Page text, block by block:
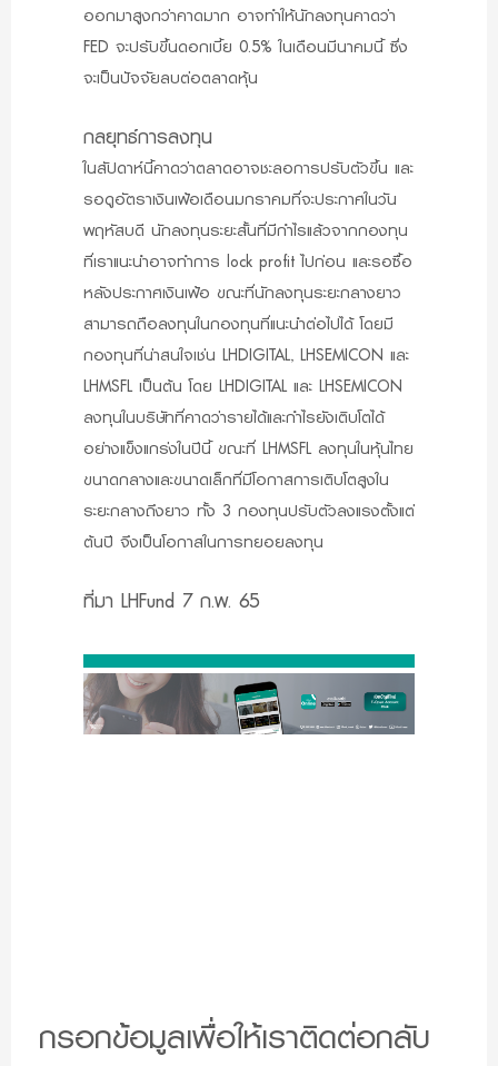
ออกมาสูงกว่าคาดมาก อาจทำให้นักลงทุนคาดว่า
FED จะปรับขึ้นดอกเบี้ย 0.5% ในเดือนมีนาคมนี้ ซึ่ง
จะเป็นปัจจัยลบต่อตลาดหุ้น
กลยุทธ์การลงทุน
ในสัปดาห์นี้คาดว่าตลาดอาจชะลอการปรับตัวขึ้น และ
รอดูอัตราเงินเฟ้อเดือนมกราคมที่จะประกาศในวัน
พฤหัสบดี นักลงทุนระยะสั้นที่มีกำไรแล้วจากกองทุน
ที่เราแนะนำอาจทำการ lock profit ไปก่อน และรอซื้อ
หลังประกาศเงินเฟ้อ ขณะที่นักลงทุนระยะกลางยาว
สามารถถือลงทุนในกองทุนที่แนะนำต่อไปได้ โดยมี
กองทุนที่น่าสนใจเช่น LHDIGITAL, LHSEMICON และ
LHMSFL เป็นต้น โดย LHDIGITAL และ LHSEMICON
ลงทุนในบริษัทที่คาดว่ารายได้และกำไรยังเติบโตได้
อย่างแข็งแกร่งในปีนี้ ขณะที่ LHMSFL ลงทุนในหุ้นไทย
ขนาดกลางและขนาดเล็กที่มีโอกาสการเติบโตสูงใน
ระยะกลางถึงยาว ทั้ง 3 กองทุนปรับตัวลงแรงตั้งแต่
ต้นปี จึงเป็นโอกาสในการทยอยลงทุน
ที่มา LHFund 7 ก.พ. 65
กรอกข้อมูลเพื่อให้เราติดต่อกลับ